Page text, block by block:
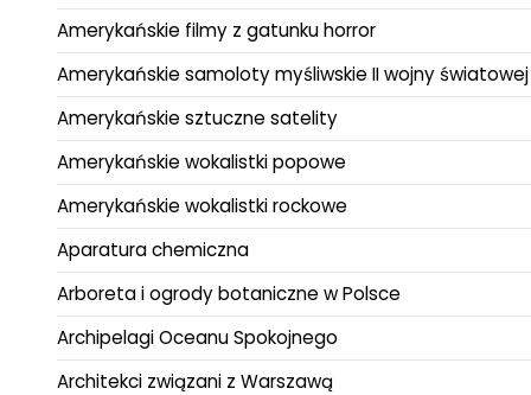
Amerykańskie filmy z gatunku horror
Amerykańskie samoloty myśliwskie II wojny światowej
Amerykańskie sztuczne satelity
Amerykańskie wokalistki popowe
Amerykańskie wokalistki rockowe
Aparatura chemiczna
Arboreta i ogrody botaniczne w Polsce
Archipelagi Oceanu Spokojnego
Architekci związani z Warszawą